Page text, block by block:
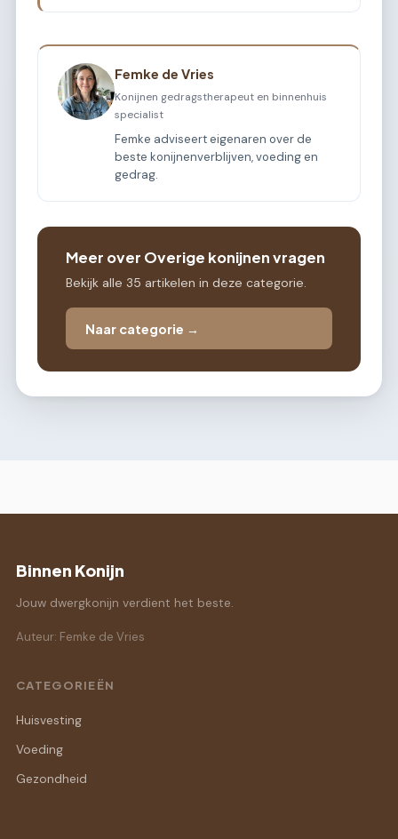
Femke de Vries
Konijnen gedragstherapeut en binnenhuis
specialist
Femke adviseert eigenaren over de
beste konijnenverblijven, voeding en
gedrag.
Meer over Overige konijnen vragen
Bekijk alle 35 artikelen in deze categorie.
Naar categorie →
Binnen Konijn
Jouw dwergkonijn verdient het beste.
Auteur: Femke de Vries
CATEGORIEËN
Huisvesting
Voeding
Gezondheid